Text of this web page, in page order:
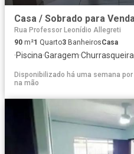
Rua Professor Leonídio Allegreti
90 m²1 Quarto3 BanheirosCasa
·Piscina·Garagem·Churrasqueira
Disponibilizado há uma semana por
na mão